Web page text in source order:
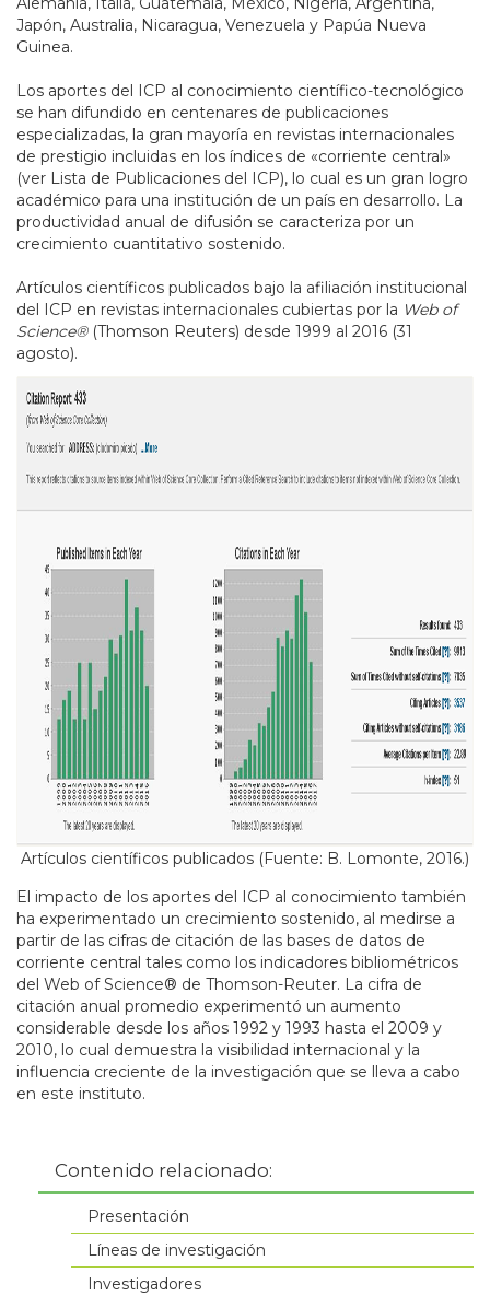
Japón, Australia, Nicaragua, Venezuela y Papúa Nueva
Guinea.
Los aportes del ICP al conocimiento científico-tecnológico
se han difundido en centenares de publicaciones
especializadas, la gran mayoría en revistas internacionales
de prestigio incluidas en los índices de «corriente central»
(ver Lista de Publicaciones del ICP), lo cual es un gran logro
académico para una institución de un país en desarrollo. La
productividad anual de difusión se caracteriza por un
crecimiento cuantitativo sostenido.
Artículos científicos publicados bajo la afiliación institucional
del ICP en revistas internacionales cubiertas por la Web of
Science®(Thomson Reuters) desde 1999 al 2016 (31
agosto).
Artículos científicos publicados (Fuente: B. Lomonte, 2016.)
El impacto de los aportes del ICP al conocimiento también
ha experimentado un crecimiento sostenido, al medirse a
partir de las cifras de citación de las bases de datos de
corriente central tales como los indicadores bibliométricos
del Web of Science® de Thomson-Reuter. La cifra de
citación anual promedio experimentó un aumento
considerable desde los años 1992 y 1993 hasta el 2009 y
2010, lo cual demuestra la visibilidad internacional y la
influencia creciente de la investigación que se lleva a cabo
en este instituto.
Contenido relacionado:
Presentación
Líneas de investigación
Investigadores